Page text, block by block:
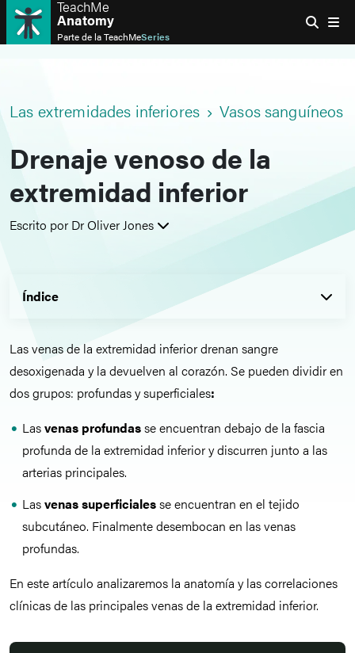
TeachMe
Anatomy
Parte de laTeachMeSeries
Las extremidades inferiores Vasos sanguíneos
Drenaje venoso de la
extremidad inferior
Escrito por Dr Oliver Jones
Índice
Las venas de la extremidad inferior drenan sangre
desoxigenada y la devuelven al corazón. Se pueden dividir en
dos grupos: profundas y superficiales:
Lasvenas profundasse encuentran debajo de la fascia
profunda de la extremidad inferior y discurren junto a las
arterias principales.
Lasvenas superficialesse encuentran en el tejido
subcutáneo. Finalmente desembocan en las venas
profundas.
En este artículo analizaremos la anatomía y las correlaciones
clínicas de las principales venas de la extremidad inferior.